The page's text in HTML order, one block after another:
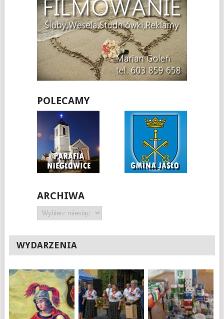
POLECAMY
ARCHIWA
Archiwa
WYDARZENIA